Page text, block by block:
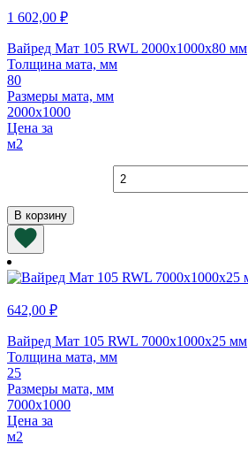
1 602,00 ₽
Вайред Мат 105 RWL 2000х1000х80 мм
Толщина мата, мм
80
Размеры мата, мм
2000х1000
Цена за
м2
Количество
товара
мм
В корзину
642,00 ₽
Вайред Мат 105 RWL 7000х1000х25 мм
Толщина мата, мм
25
Размеры мата, мм
7000х1000
Цена за
м2